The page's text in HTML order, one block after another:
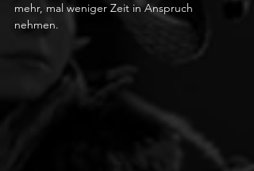
mehr, mal weniger Zeit in Anspruch
nehmen.